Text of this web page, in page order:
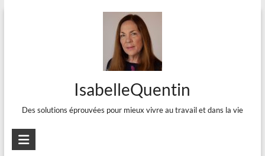
IsabelleQuentin
Des solutions éprouvées pour mieux vivre au travail et dans la vie
Technologie